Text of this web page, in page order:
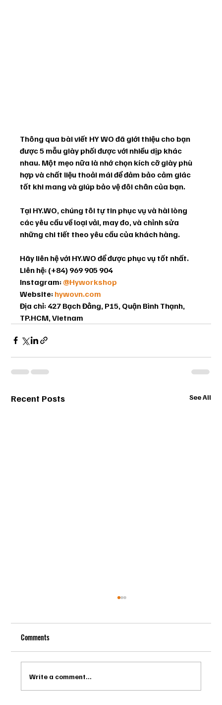
Thông qua bài viết HY WO đã giới thiệu cho bạn
được 5 mẫu giày phối được với nhiều dịp khác
nhau. Một mẹo nữa là nhớ chọn kích cỡ giày phù
hợp và chất liệu thoải mái để đảm bảo cảm giác
tốt khi mang và giúp bảo vệ đôi chân của bạn.
Tại HY.WO, chúng tôi tự tin phục vụ và hài lòng
các yêu cầu về loại vải, may đo, và chỉnh sửa
những chi tiết theo yêu cầu của khách hàng.
Hãy liên hệ với HY.WO để được phục vụ tốt nhất.
Liên hệ: (+84) 969 905 904
Instagram: @Hyworkshop
Website: hywovn.com
Địa chỉ: 427 Bạch Đằng, P15, Quận Bình Thạnh,
TP.HCM, Vietnam
Recent Posts See All
Comments
Write a comment...